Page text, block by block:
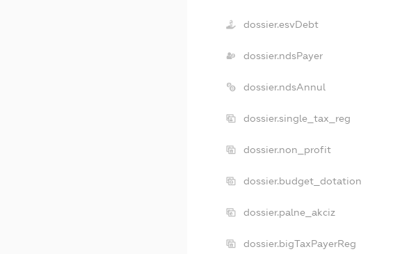
dossier.esvDebt
dossier.ndsPayer
dossier.ndsAnnul
dossier.single_tax_reg
dossier.non_profit
dossier.budget_dotation
dossier.palne_akciz
dossier.bigTaxPayerReg